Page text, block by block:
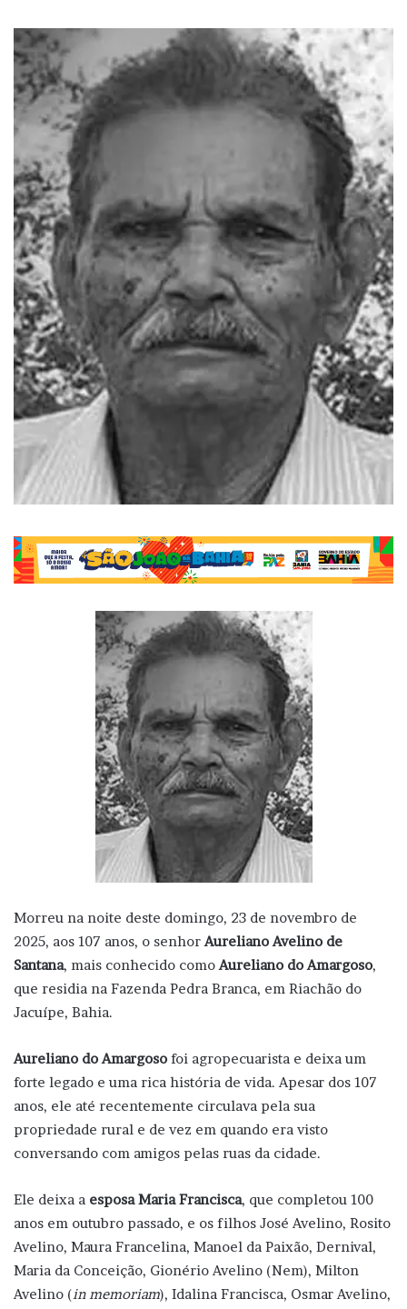
Morreu na noite deste domingo, 23 de novembro de
2025, aos 107 anos, o senhorAureliano Avelino de
Santana, mais conhecido comoAureliano do Amargoso,
que residia na Fazenda Pedra Branca, em Riachão do
Jacuípe, Bahia.
Aureliano do Amargoso foi agropecuarista e deixa um
forte legado e uma rica história de vida. Apesar dos 107
anos, ele até recentemente circulava pela sua
propriedade rural e de vez em quando era visto
conversando com amigos pelas ruas da cidade.
Ele deixa a esposa Maria Francisca, que completou 100
anos em outubro passado, e os filhos José Avelino, Rosito
Avelino, Maura Francelina, Manoel da Paixão, Dernival,
Maria da Conceição, Gionério Avelino (Nem), Milton
Avelino (in memoriam), Idalina Francisca, Osmar Avelino,